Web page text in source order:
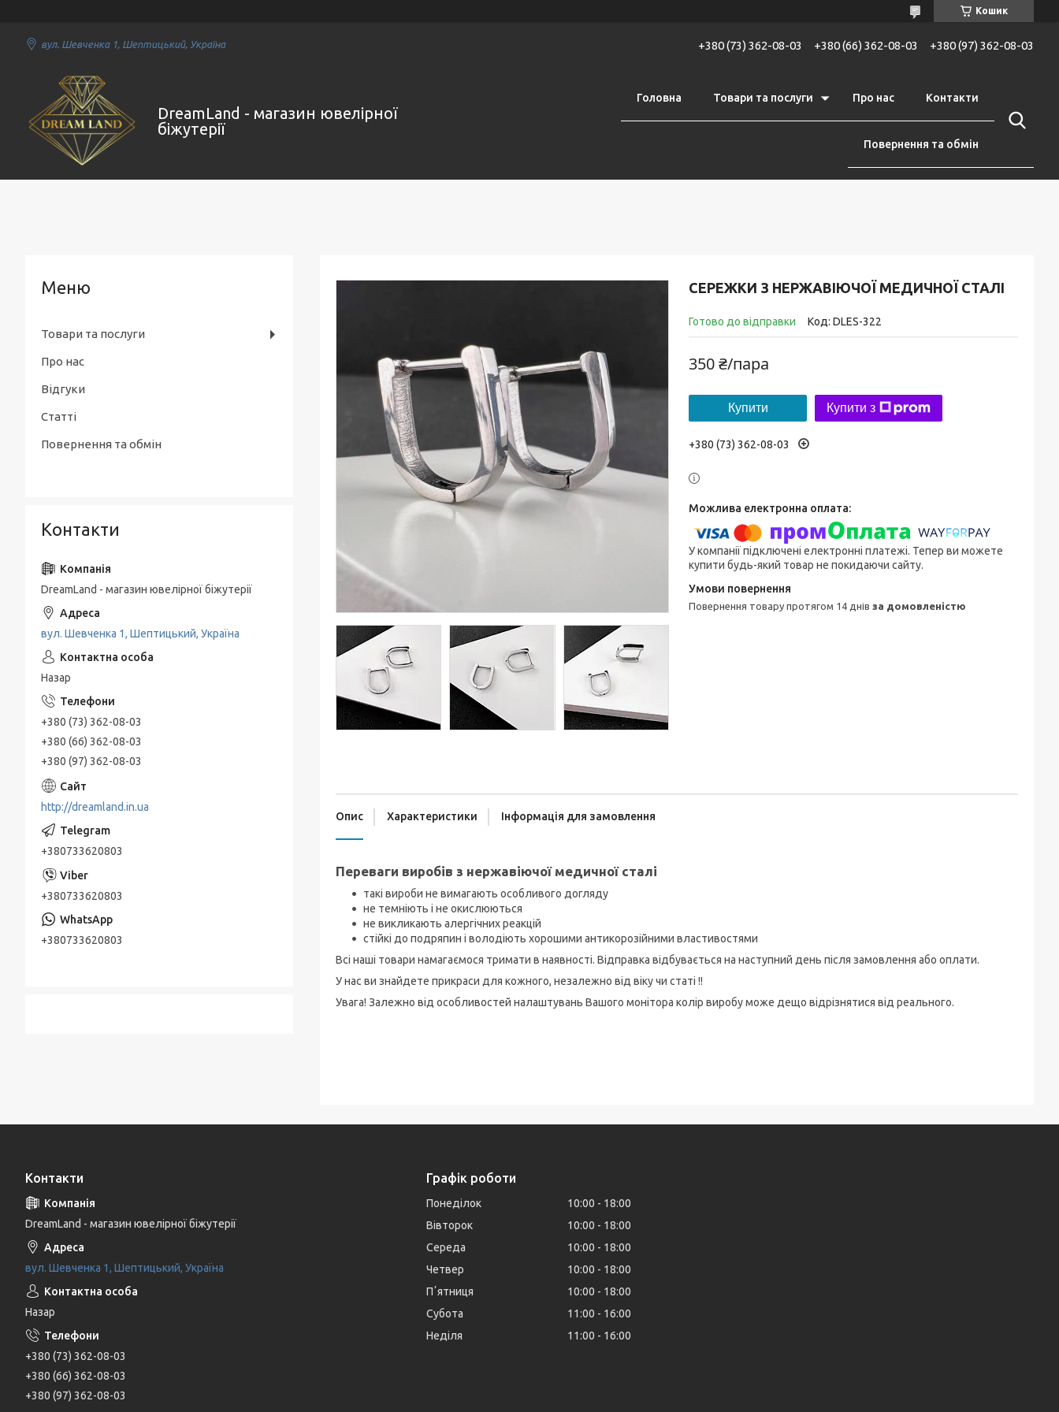
Кошик
вул. Шевченка 1, Шептицький, Україна +380 (73) 362-08-03 +380 (66) 362-08-03 +380 (97) 362-08-03
DreamLand - магазин ювелірної
біжутерії
Головна Товари та послуги Про нас Контакти
Повернення та обмін
СЕРЕЖКИ З НЕРЖАВІЮЧОЇ МЕДИЧНОЇ СТАЛІ
Готово до відправки Код: DLES-322
350 ₴/пара
Купити Купити з
+380 (73) 362-08-03
У компанії підключені електронні платежі. Тепер ви можете
купити будь-який товар не покидаючи сайту.
повернення товару протягом 14 днів за домовленістю
Опис Характеристики Інформація для замовлення
Переваги виробів з нержавіючої медичної сталі
такі вироби не вимагають особливого догляду
не темніють і не окислюються
не викликають алергічних реакцій
стійкі до подряпин і володіють хорошими антикорозійними властивостями
Всі наші товари намагаємося тримати в наявності. Відправка відбувається на наступний день після замовлення або оплати.
У нас ви знайдете прикраси для кожного, незалежно від віку чи статі !!
Увага! Залежно від особливостей налаштувань Вашого монітора колір виробу може дещо відрізнятися від реального.
Товари та послуги
Про нас
Відгуки
Статті
Повернення та обмін
Контакти
DreamLand - магазин ювелірної біжутерії
вул. Шевченка 1, Шептицький, Україна
Назар
+380 (73) 362-08-03
+380 (66) 362-08-03
+380 (97) 362-08-03
http://dreamland.in.ua
+380733620803
+380733620803
+380733620803
Контакти
DreamLand - магазин ювелірної біжутерії
вул. Шевченка 1, Шептицький, Україна
Назар
+380 (73) 362-08-03
+380 (66) 362-08-03
+380 (97) 362-08-03
Графік роботи
Понеділок 10:00
18:00
Вівторок
10:00
18:00
Середа
10:00
18:00
Четвер
10:00
18:00
Пʼятниця
10:00
18:00
Субота
11:00
16:00
Неділя
11:00 16:00